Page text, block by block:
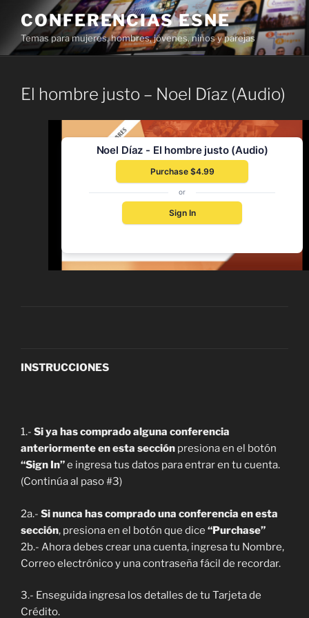
content
CONFERENCIAS ESNE
Temas para mujeres, hombres, jóvenes, niños y parejas
El hombre justo – Noel Díaz (Audio)
INSTRUCCIONES
1.- Si ya has comprado alguna conferencia
anteriormente en esta sección presiona en el botón
“Sign In”e ingresa tus datos para entrar en tu cuenta.
(Continúa al paso #3)
2a.- Si nunca has comprado una conferencia en esta
sección, presiona en el botón que dice “Purchase”
2b.- Ahora debes crear una cuenta, ingresa tu Nombre,
Correo electrónico y una contraseña fácil de recordar.
3.- Enseguida ingresa los detalles de tu Tarjeta de
Crédito.